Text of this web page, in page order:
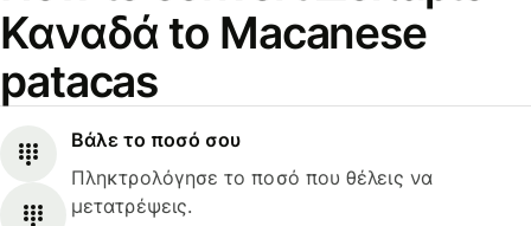
Καναδά to Macanese
patacas
Βάλε το ποσό σου
Πληκτρολόγησε το ποσό που θέλεις να
μετατρέψεις.